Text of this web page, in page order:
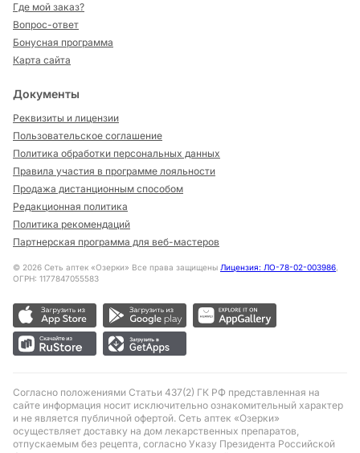
Где мой заказ?
Вопрос-ответ
Бонусная программа
Карта сайта
Документы
Реквизиты и лицензии
Пользовательское соглашение
Политика обработки персональных данных
Правила участия в программе лояльности
Продажа дистанционным способом
Редакционная политика
Политика рекомендаций
Партнерская программа для веб-мастеров
© 2026 Сеть аптек «Озерки» Все права защищены Лицензия: ЛО-78-02-003986,
ОГРН: 1177847055583
Согласно положениями Статьи 437(2) ГК РФ представленная на
сайте информация носит исключительно ознакомительный характер
и не является публичной офертой. Сеть аптек «Озерки»
осуществляет доставку на дом лекарственных препаратов,
отпускаемым без рецепта, согласно Указу Президента Российской